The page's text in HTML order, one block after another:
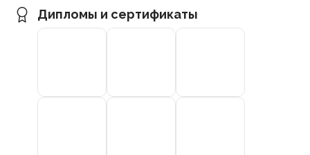
Дипломы и сертификаты